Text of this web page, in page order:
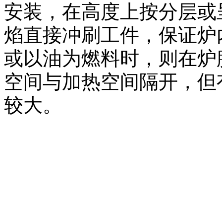
安装，在高度上按分层
焰直接冲刷工件，保证
或以油为燃料时，则在
空间与加热空间隔开，
较大。